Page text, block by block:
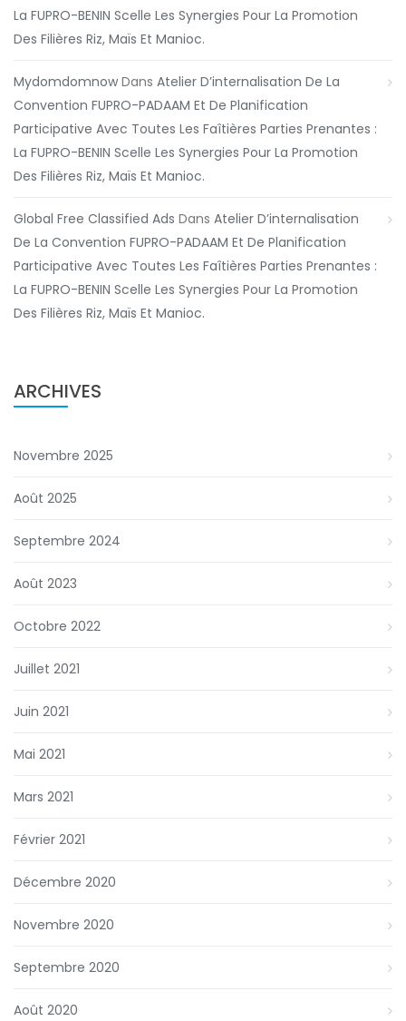
La FUPRO-BENIN Scelle Les Synergies Pour La Promotion
Des Filières Riz, Maïs Et Manioc.
Mydomdomnow Dans Atelier D’internalisation De La
Convention FUPRO-PADAAM Et De Planification
Participative Avec Toutes Les Faîtières Parties Prenantes :
La FUPRO-BENIN Scelle Les Synergies Pour La Promotion
Des Filières Riz, Maïs Et Manioc.
Global Free Classified Ads Dans Atelier D’internalisation
De La Convention FUPRO-PADAAM Et De Planification
Participative Avec Toutes Les Faîtières Parties Prenantes :
La FUPRO-BENIN Scelle Les Synergies Pour La Promotion
Des Filières Riz, Maïs Et Manioc.
ARCHIVES
Novembre 2025
Août 2025
Septembre 2024
Août 2023
Octobre 2022
Juillet 2021
Juin 2021
Mai 2021
Mars 2021
Février 2021
Décembre 2020
Novembre 2020
Septembre 2020
Août 2020